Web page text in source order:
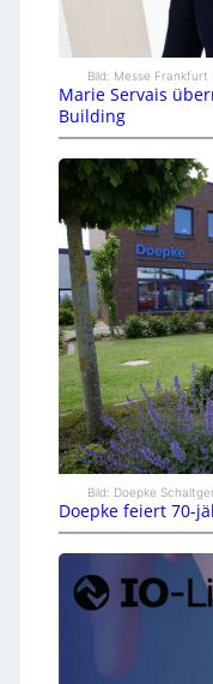
Bild: Messe Frankfurt
Marie Servais
Building
Bild: Doepke
Doepke feiert 70-